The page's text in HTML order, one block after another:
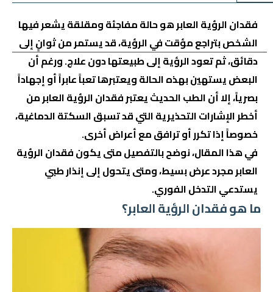
فقدان الرؤية العابرهو حالة مفاجئة ومقلقة يشعر فيها
الشخص بتراجع مؤقت في الرؤية، قد يستمر من ثوانٍ إلى
دقائق، ثم تعود الرؤية إلى طبيعتها دون علاج. ورغم أن
البعض يستهين بهذه الحالة ويعتبرها تعباً عابراً أو إجهاداً
بصرياً، إلا أن الطب الحديث يعتبر فقدان الرؤية العابر من
أخطر الإشارات التحذيرية التي قد تسبقالسكتة الدماغية،
خصوصاً إذا تكرر أو ترافق مع أعراض أخرى.
في هذا المقال، نوضح بالتفصيل متى يكون فقدان الرؤية
العابر مجرد عرض بسيط، ومتى يتحول إلى إنذار طبي
يستدعي التدخل الفوري.
ما هو فقدان الرؤية العابر؟